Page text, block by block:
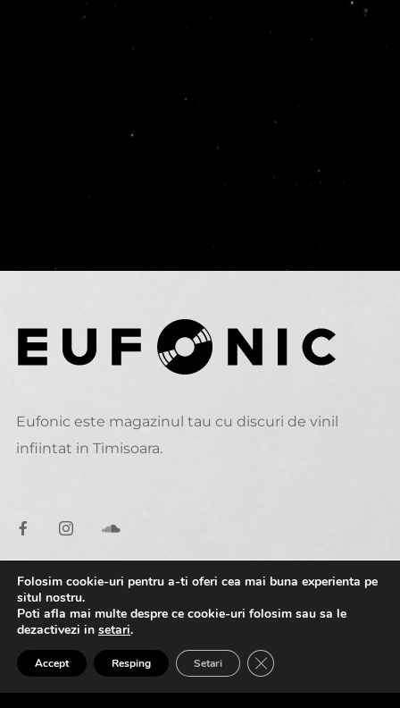
Eufonic este magazinul tau cu discuri de vinil
infiintat in Timisoara.
DATE DE CONTACT
alexandru@eufonic.ro
(+40)723 050 729
Folosim cookie-uri pentru a-ti oferi cea mai buna experienta pe
situl nostru.
Poti afla mai multe despre ce cookie-uri folosim sau sa le
dezactivezi in setari.
Accept Resping Setari CLOSE GDPR
Don't Go Retrospect